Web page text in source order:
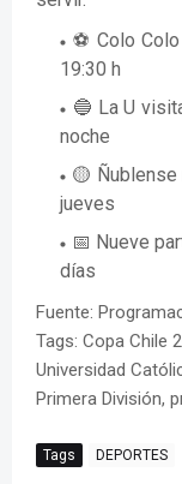
⚽ Colo
19:30 h
🔵 La U
noche
🟡 Ñublense
jueves
📅 Nueve
días
Fuente:
Tags: Copa Chile
Universidad
Primera División,
Tags DEPORTES